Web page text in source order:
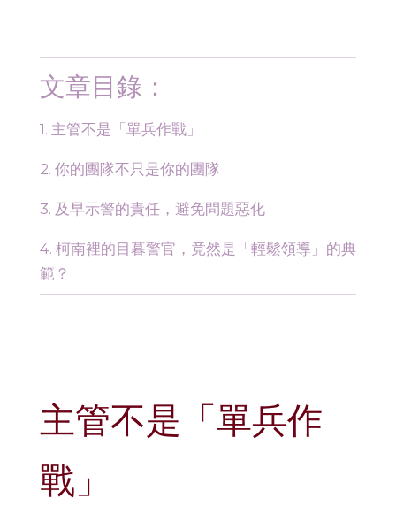
文章目錄：
1. 主管不是「單兵作戰」
2. 你的團隊不只是你的團隊
3. 及早示警的責任，避免問題惡化
4. 柯南裡的目暮警官，竟然是「輕鬆領導」的典
範？
主管不是「單兵作
戰」